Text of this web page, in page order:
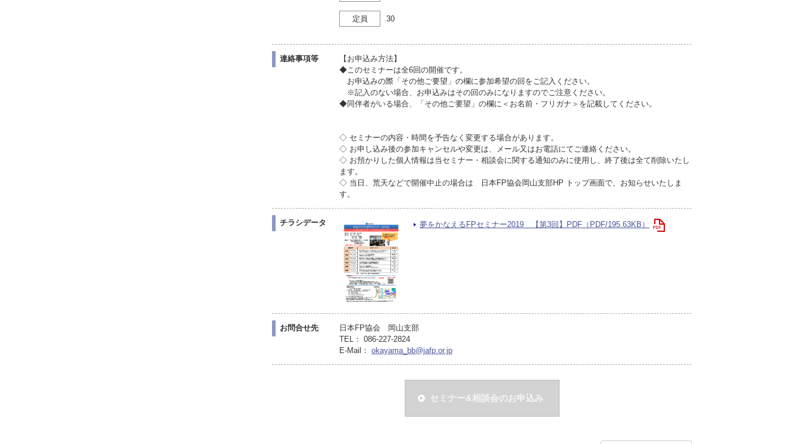
定員 30
連絡事項等
【お申込み方法】
◆このセミナーは全6回の開催です。
お申込みの際「その他ご要望」の欄に参加希望の回をご記入ください。
※記入のない場合、お申込みはその回のみになりますのでご注意ください。
◆同伴者がいる場合、「その他ご要望」の欄に＜お名前・フリガナ＞を記載してください。
◇ セミナーの内容・時間を予告なく変更する場合があります。
◇ お申し込み後の参加キャンセルや変更は、メール又はお電話にてご連絡ください。
◇ お預かりした個人情報は当セミナー・相談会に関する通知のみに使用し、終了後は全て削除いたし
ます。
◇ 当日、荒天などで開催中止の場合は 日本FP協会岡山支部HP トップ画面で、お知らせいたしま
す。
チラシデータ 夢をかなえるFPセミナー2019 【第3回】PDF（PDF/195.63KB）
お問合せ先
日本FP協会 岡山支部
TEL： 086-227-2824
E-Mail： okayama_bb@jafp.or.jp
セミナー&相談会のお申込み